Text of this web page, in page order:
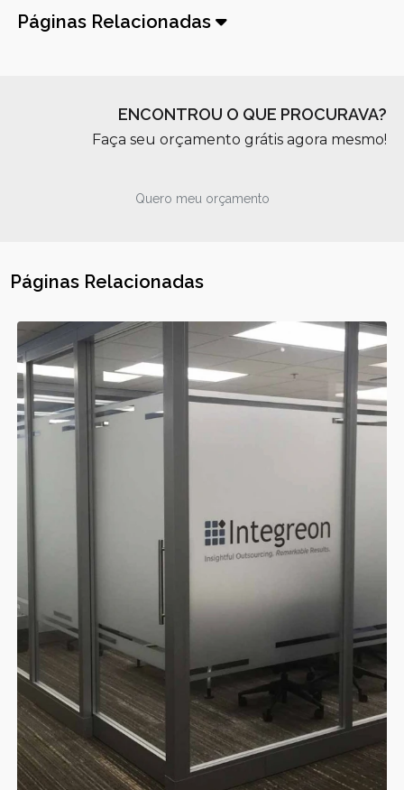
Páginas Relacionadas
ENCONTROU O QUE PROCURAVA?
Faça seu orçamento grátis agora mesmo!
Quero meu orçamento
Páginas Relacionadas